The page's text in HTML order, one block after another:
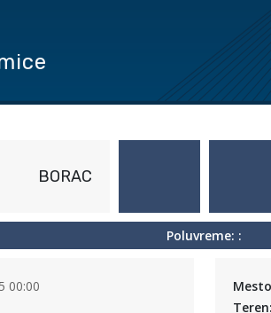
BORAC
Poluvreme: :
00:00
Teren: